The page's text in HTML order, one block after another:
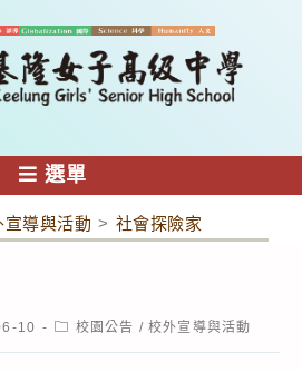
選單
宣導與活動 > 社會探險家
10
Post校園公告 / 校外宣導與活動